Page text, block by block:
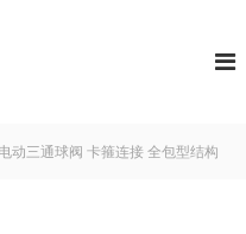
动三通球阀 卡箍连接 全包型结构